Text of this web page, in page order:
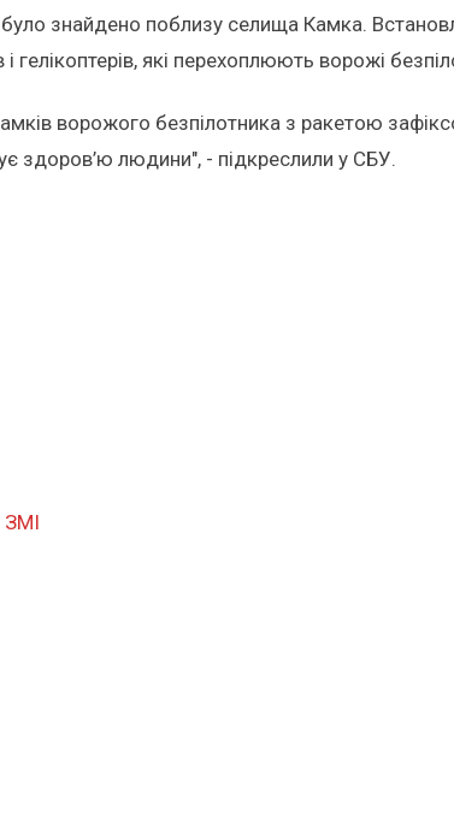
знайдено поблизу селища Камка.
гелікоптерів, які перехоплюють ворожі
ворожого безпілотника з ракетою
здоров’ю людини", - підкреслили у СБУ.
ЗМІ